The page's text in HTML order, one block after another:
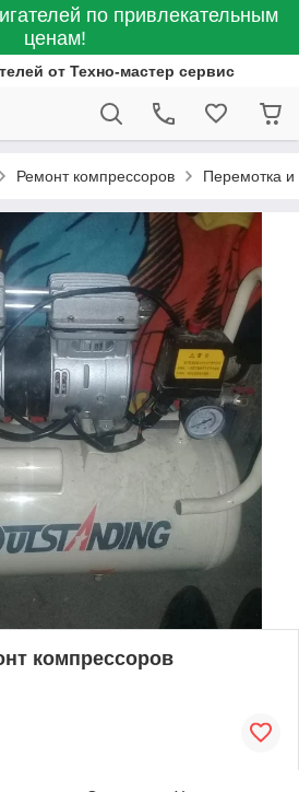
по привлекательным
ценам!
от Техно-мастер сервис
Ремонт компрессоров Перемотка и
компрессоров